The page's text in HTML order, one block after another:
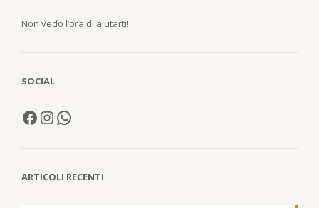
Non vedo l’ora di aiutarti!
SOCIAL
ARTICOLI RECENTI